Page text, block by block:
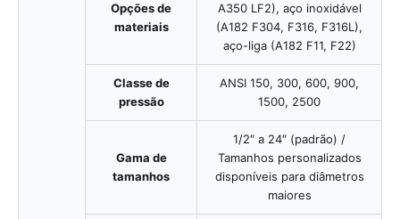
Opções de
materiais
A350 LF2), aço inoxidável
(A182 F304, F316, F316L),
aço-liga (A182 F11, F22)
Classe de
pressão
ANSI 150, 300, 600, 900,
1500, 2500
Gama de
tamanhos
1/2″ a 24″ (padrão) /
Tamanhos personalizados
disponíveis para diâmetros
maiores